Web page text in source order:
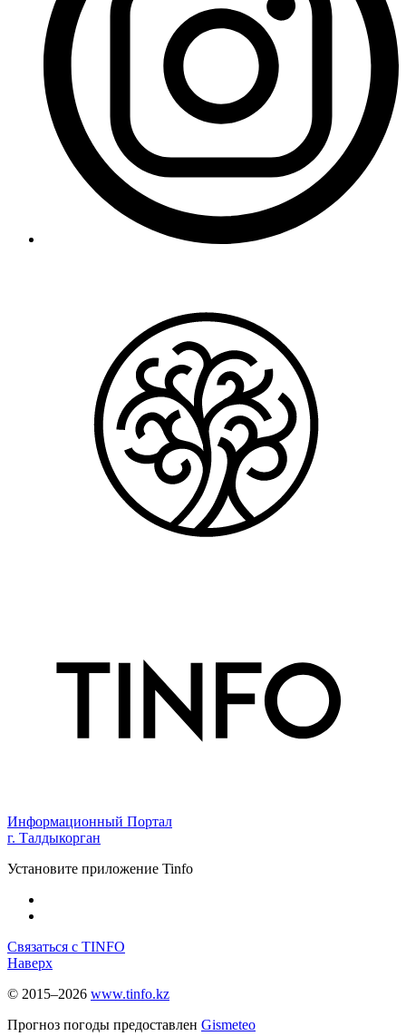
Информационный Портал
г. Талдыкорган
Установите приложение Tinfo
Связаться с TINFO
Наверх
© 2015–2026 www.tinfo.kz
Прогноз погоды предоставлен Gismeteo